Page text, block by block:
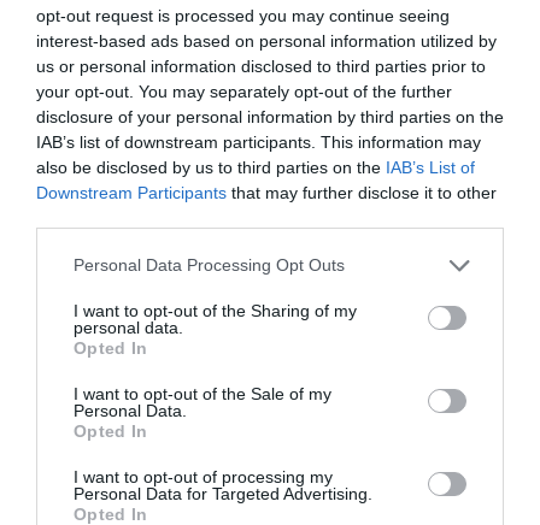
opt-out request is processed you may continue seeing
interest-based ads based on personal information utilized by
us or personal information disclosed to third parties prior to
your opt-out. You may separately opt-out of the further
disclosure of your personal information by third parties on the
IAB’s list of downstream participants. This information may
also be disclosed by us to third parties on the IAB’s List of
Downstream Participants that may further disclose it to other
Personal Data Processing Opt Outs
I want to opt-out of the Sharing of my
personal data.
Opted In
I want to opt-out of the Sale of my
Personal Data.
Opted In
I want to opt-out of processing my
Personal Data for Targeted Advertising.
Opted In
más que el año anterior.